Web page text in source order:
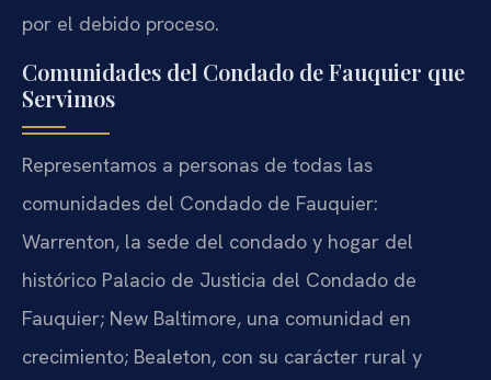
por el debido proceso.
Comunidades del Condado de Fauquier que
Servimos
Representamos a personas de todas las
comunidades del Condado de Fauquier:
Warrenton, la sede del condado y hogar del
histórico Palacio de Justicia del Condado de
Fauquier; New Baltimore, una comunidad en
crecimiento; Bealeton, con su carácter rural y